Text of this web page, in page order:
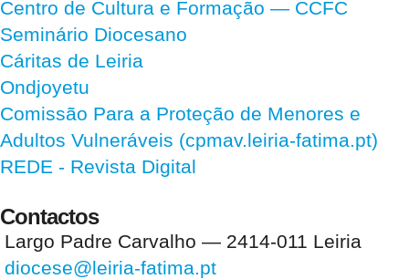
Centro de Cultura e Formação — CCFC
Seminário Diocesano
Cáritas de Leiria
Ondjoyetu
Comissão Para a Proteção de Menores e
Adultos Vulneráveis (cpmav.leiria-fatima.pt)
REDE - Revista Digital
Contactos
Largo Padre Carvalho — 2414-011 Leiria
diocese@leiria-fatima.pt